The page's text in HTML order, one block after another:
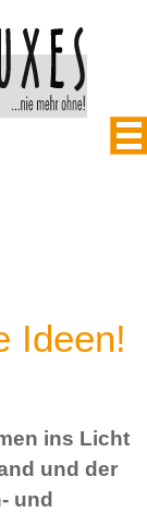
Ideen!
ins Licht
und der
und